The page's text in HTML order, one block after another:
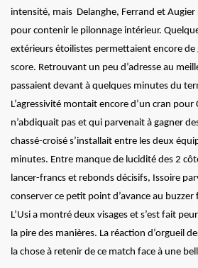
intensité, mais Delanghe, Ferrand et
pour contenir le pilonnage intérieur.
extérieurs étoilistes permettaient encore de
score. Retrouvant un peu d’adresse au
passaient devant à quelques minutes du
L’agressivité montait encore d’un cran pour
n’abdiquait pas et qui parvenait à gagner
chassé-croisé s’installait entre les deux
minutes. Entre manque de lucidité des 2
lancer-francs et rebonds décisifs, Issoire
conserver ce petit point d’avance au
L’Usi a montré deux visages et s’est fait
la pire des manières. La réaction d’orgueil
la chose à retenir de ce match face à une